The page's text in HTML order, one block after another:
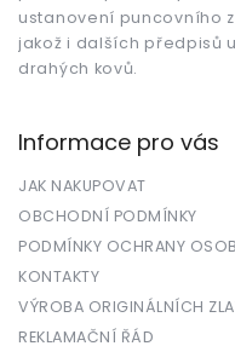
ustanovení puncovního
jakož i dalších předpisů
drahých kovů.
Informace pro vás
JAK NAKUPOVAT
OBCHODNÍ PODMÍNKY
PODMÍNKY OCHRANY
KONTAKTY
VÝROBA ORIGINÁLNÍCH
REKLAMAČNÍ ŘÁD